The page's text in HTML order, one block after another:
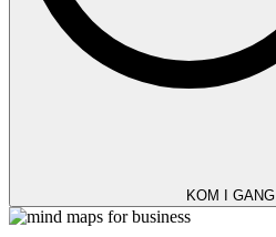
KOM I GANG